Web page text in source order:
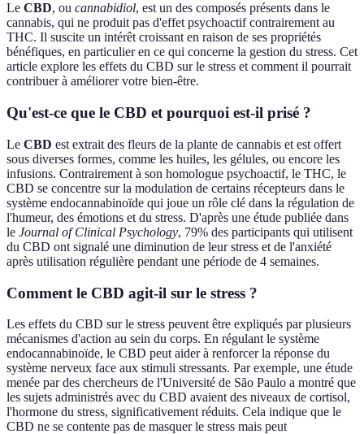
Le CBD, ou cannabidiol, est un des composés présents dans le
cannabis, qui ne produit pas d'effet psychoactif contrairement au
THC. Il suscite un intérêt croissant en raison de ses propriétés
bénéfiques, en particulier en ce qui concerne la gestion du stress. Cet
article explore les effets du CBD sur le stress et comment il pourrait
contribuer à améliorer votre bien-être.
Qu'est-ce que le CBD et pourquoi est-il prisé ?
Le CBD est extrait des fleurs de la plante de cannabis et est offert
sous diverses formes, comme les huiles, les gélules, ou encore les
infusions. Contrairement à son homologue psychoactif, le THC, le
CBD se concentre sur la modulation de certains récepteurs dans le
système endocannabinoïde qui joue un rôle clé dans la régulation de
l'humeur, des émotions et du stress. D'après une étude publiée dans
le Journal of Clinical Psychology, 79% des participants qui utilisent
du CBD ont signalé une diminution de leur stress et de l'anxiété
après utilisation régulière pendant une période de 4 semaines.
Comment le CBD agit-il sur le stress ?
Les effets du CBD sur le stress peuvent être expliqués par plusieurs
mécanismes d'action au sein du corps. En régulant le système
endocannabinoïde, le CBD peut aider à renforcer la réponse du
système nerveux face aux stimuli stressants. Par exemple, une étude
menée par des chercheurs de l'Université de São Paulo a montré que
les sujets administrés avec du CBD avaient des niveaux de cortisol,
l'hormone du stress, significativement réduits. Cela indique que le
CBD ne se contente pas de masquer le stress mais peut